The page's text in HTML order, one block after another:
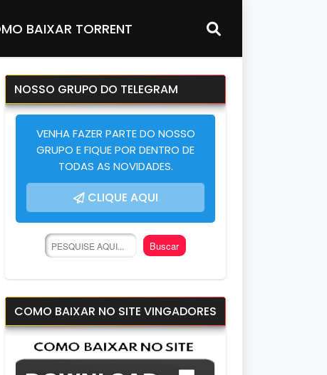
BAIXAR TORRENT
NOSSO GRUPO DO TELEGRAM
VENHA FAZER PARTE DO NOSSO
GRUPO E FIQUE POR DENTRO DE
TODAS AS NOVIDADES.
CLIQUE AQUI
COMO BAIXAR NO SITE VINGADORES